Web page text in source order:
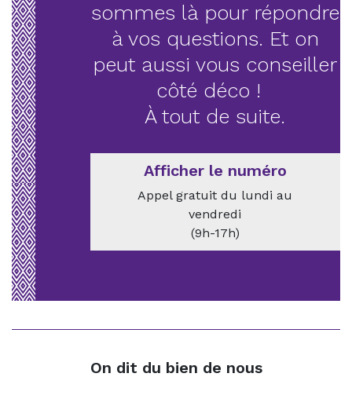
sommes là pour répondre
à vos questions. Et on
peut aussi vous conseiller
côté déco !
À tout de suite.
Afficher le numéro
Appel gratuit du lundi au
vendredi
(9h-17h)
On dit du bien de nous